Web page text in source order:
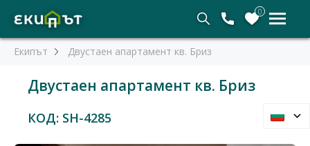
0
Екипът Двустаен апартамент кв. Бриз
Двустаен апартамент кв. Бриз
КОД: SH-4285